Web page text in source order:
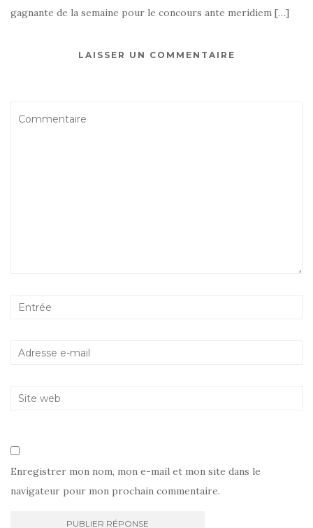
gagnante de la semaine pour le concours ante meridiem […]
LAISSER UN COMMENTAIRE
Enregistrer mon nom, mon e-mail et mon site dans le
navigateur pour mon prochain commentaire.